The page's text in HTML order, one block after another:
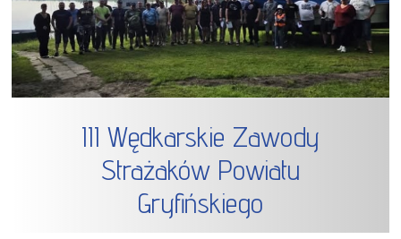
III Wędkarskie Zawody
Strażaków Powiatu
Gryfińskiego